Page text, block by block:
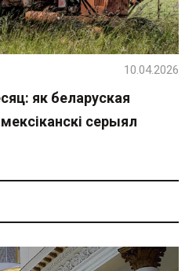
як беларуская
серыял
10.04.2026